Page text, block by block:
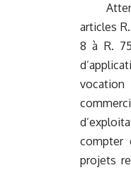
articles
8 à R.
vocation
compter
projets